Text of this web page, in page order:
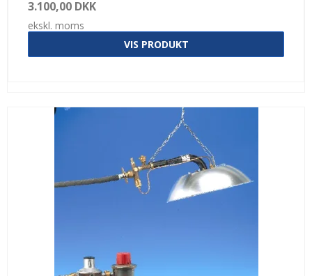
3.100,00 DKK
ekskl. moms
VIS PRODUKT